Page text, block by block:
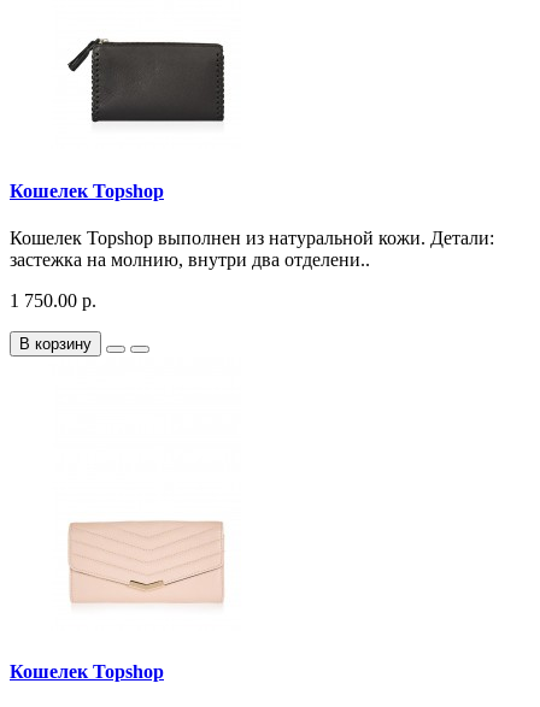
Кошелек Topshop
Кошелек Topshop выполнен из натуральной кожи. Детали:
застежка на молнию, внутри два отделени..
1 750.00 р.
В корзину
Кошелек Topshop